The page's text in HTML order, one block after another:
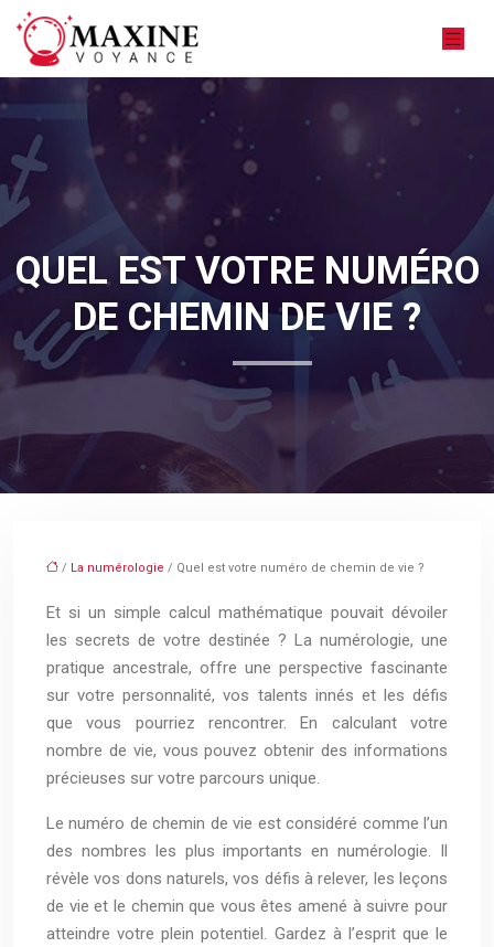
QUEL EST VOTRE NUMÉRO
DE CHEMIN DE VIE ?
/ La numérologie / Quel est votre numéro de chemin de vie ?
Et si un simple calcul mathématique pouvait dévoiler
les secrets de votre destinée ? La numérologie, une
pratique ancestrale, offre une perspective fascinante
sur votre personnalité, vos talents innés et les défis
que vous pourriez rencontrer. En calculant votre
nombre de vie, vous pouvez obtenir des informations
précieuses sur votre parcours unique.
Le numéro de chemin de vie est considéré comme l’un
des nombres les plus importants en numérologie. Il
révèle vos dons naturels, vos défis à relever, les leçons
de vie et le chemin que vous êtes amené à suivre pour
atteindre votre plein potentiel. Gardez à l’esprit que le